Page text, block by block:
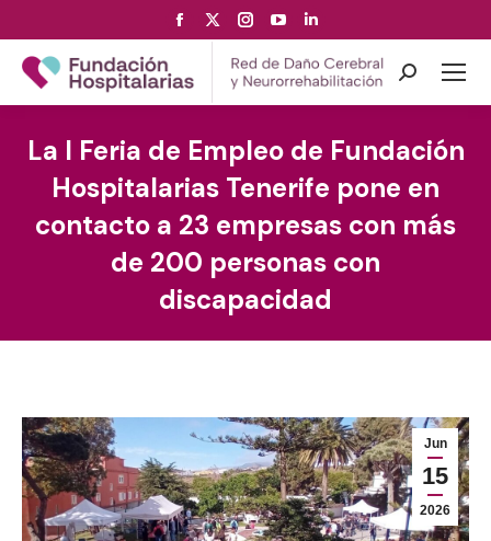
Facebook
page
opens
in
window
page
opens
in
window
Instagram
page
opens
in
window
YouTube
page
opens
in
window
page
opens
in
window
Search:
La I Feria de Empleo de Fundación
Hospitalarias Tenerife pone en
contacto a 23 empresas con más
de 200 personas con
discapacidad
Jun
15
2026